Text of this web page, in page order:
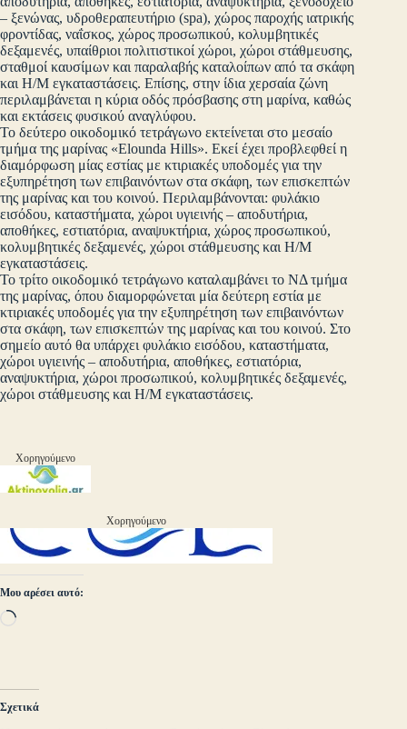
– ξενώνας, υδροθεραπευτήριο (spa), χώρος παροχής ιατρικής
φροντίδας, ναΐσκος, χώρος προσωπικού, κολυμβητικές
δεξαμενές, υπαίθριοι πολιτιστικοί χώροι, χώροι στάθμευσης,
σταθμοί καυσίμων και παραλαβής καταλοίπων από τα σκάφη
και Η/Μ εγκαταστάσεις. Επίσης, στην ίδια χερσαία ζώνη
περιλαμβάνεται η κύρια οδός πρόσβασης στη μαρίνα, καθώς
και εκτάσεις φυσικού αναγλύφου.
Το δεύτερο οικοδομικό τετράγωνο εκτείνεται στο μεσαίο
τμήμα της μαρίνας «Elounda Hills». Εκεί έχει προβλεφθεί η
διαμόρφωση μίας εστίας με κτιριακές υποδομές για την
εξυπηρέτηση των επιβαινόντων στα σκάφη, των επισκεπτών
της μαρίνας και του κοινού. Περιλαμβάνονται: φυλάκιο
εισόδου, καταστήματα, χώροι υγιεινής – αποδυτήρια,
αποθήκες, εστιατόρια, αναψυκτήρια, χώρος προσωπικού,
κολυμβητικές δεξαμενές, χώροι στάθμευσης και Η/Μ
εγκαταστάσεις.
Το τρίτο οικοδομικό τετράγωνο καταλαμβάνει το ΝΔ τμήμα
της μαρίνας, όπου διαμορφώνεται μία δεύτερη εστία με
κτιριακές υποδομές για την εξυπηρέτηση των επιβαινόντων
στα σκάφη, των επισκεπτών της μαρίνας και του κοινού. Στο
σημείο αυτό θα υπάρχει φυλάκιο εισόδου, καταστήματα,
χώροι υγιεινής – αποδυτήρια, αποθήκες, εστιατόρια,
αναψυκτήρια, χώροι προσωπικού, κολυμβητικές δεξαμενές,
χώροι στάθμευσης και Η/Μ εγκαταστάσεις.
Χορηγούμενο
Χορηγούμενο
Μου αρέσει αυτό:
Loading…
Σχετικά